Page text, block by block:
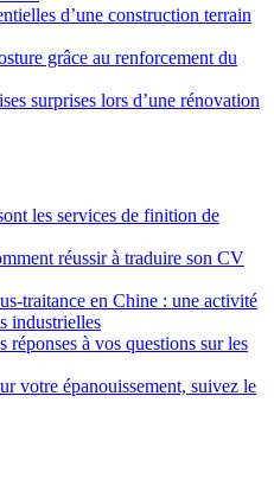
d’une construction terrain
grâce au renforcement du
surprises lors d’une rénovation
les services de finition de
réussir à traduire son CV
traitance en Chine : une activité
industrielles
réponses à vos questions sur les
votre épanouissement, suivez le